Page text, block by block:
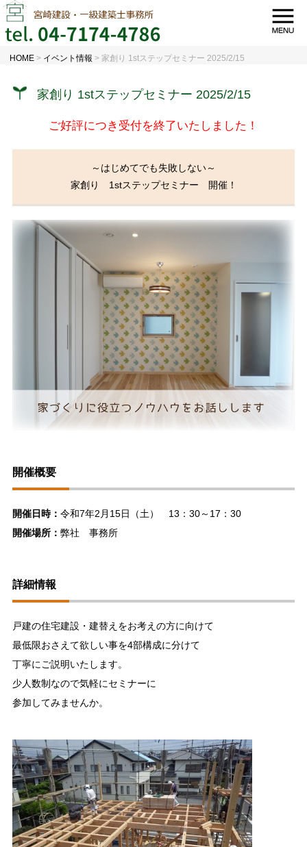
HOME > イベント情報 >家創り 1stステップセミナー 2025/2/15
家創り 1stステップセミナー 2025/2/15
ご好評につき受付を終了いたしました！
～はじめてでも失敗しない～
家創り 1stステップセミナー 開催！
開催概要
開催日時：令和7年2月15日（土） 13：30～17：30
開催場所：弊社 事務所
詳細情報
戸建の住宅建設・建替えをお考えの方に向けて
最低限おさえて欲しい事を4部構成に分けて
丁寧にご説明いたします。
少人数制なので気軽にセミナーに
参加してみませんか。